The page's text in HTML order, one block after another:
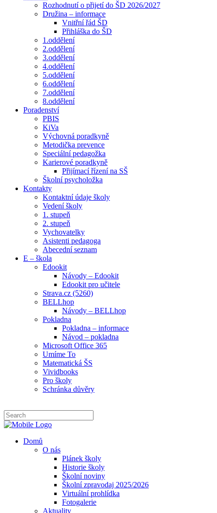
Rozhodnutí o přijetí do ŠD 2026/2027
Družina – informace
Vnitřní řád ŠD
Přihláška do ŠD
1.oddělení
2.oddělení
3.oddělení
4.oddělení
5.oddělení
6.oddělení
7.oddělení
8.oddělení
Poradenství
PBIS
KiVa
Výchovná poradkyně
Metodička prevence
Speciální pedagožka
Karierové poradkyně
Přijímací řízení na SŠ
Školní psycholožka
Kontakty
Kontaktní údaje školy
Vedení školy
1. stupeň
2. stupeň
Vychovatelky
Asistenti pedagoga
Abecední seznam
E – škola
Edookit
Návody – Edookit
Edookit pro učitele
Strava.cz (5260)
BELLhop
Návody – BELLhop
Pokladna
Pokladna – informace
Návod – pokladna
Microsoft Office 365
Umíme To
Matematická ŠS
Vividbooks
Pro školy
Schránka důvěry
Domů
O nás
Plánek školy
Historie školy
Školní noviny
Školní zpravodaj 2025/2026
Virtuální prohlídka
Fotogalerie
Aktuality